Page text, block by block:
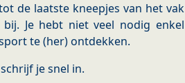
de laatste kneepjes van het vak
Je hebt niet veel nodig enkel
te (her) ontdekken.
je snel in.